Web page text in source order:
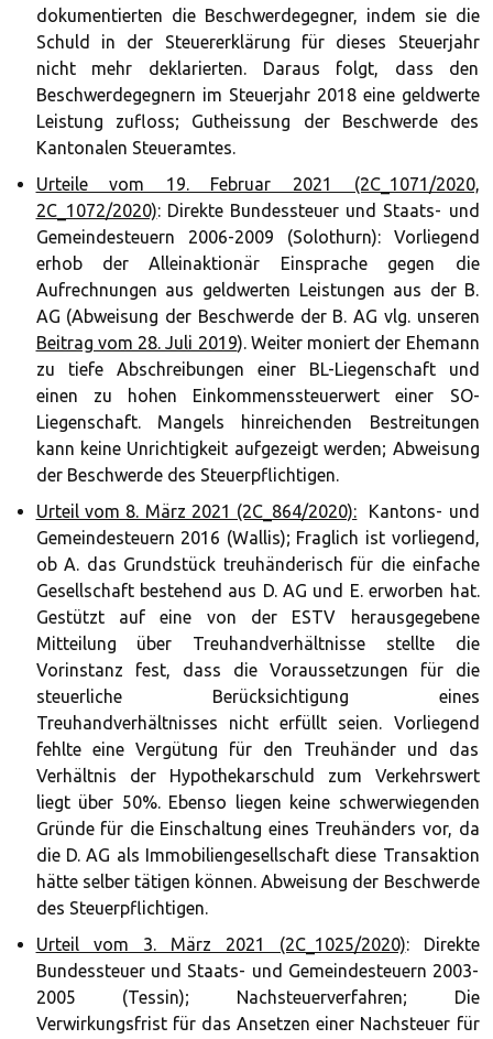
dokumentierten die Beschwerdegegner, indem sie die
Schuld in der Steuererklärung für dieses Steuerjahr
nicht mehr deklarierten. Daraus folgt, dass den
Beschwerdegegnern im Steuerjahr 2018 eine geldwerte
Leistung zufloss; Gutheissung der Beschwerde des
Kantonalen Steueramtes.
Urteile vom 19. Februar 2021 (2C_1071/2020,
2C_1072/2020): Direkte Bundessteuer und Staats- und
Gemeindesteuern 2006-2009 (Solothurn): Vorliegend
erhob der Alleinaktionär Einsprache gegen die
Aufrechnungen aus geldwerten Leistungen aus der B.
AG (Abweisung der Beschwerde der B. AG vlg. unseren
Beitrag vom 28. Juli 2019). Weiter moniert der Ehemann
zu tiefe Abschreibungen einer BL-Liegenschaft und
einen zu hohen Einkommenssteuerwert einer SO-
Liegenschaft. Mangels hinreichenden Bestreitungen
kann keine Unrichtigkeit aufgezeigt werden; Abweisung
der Beschwerde des Steuerpflichtigen.
Urteil vom 8. März 2021 (2C_864/2020): Kantons- und
Gemeindesteuern 2016 (Wallis); Fraglich ist vorliegend,
ob A. das Grundstück treuhänderisch für die einfache
Gesellschaft bestehend aus D. AG und E. erworben hat.
Gestützt auf eine von der ESTV herausgegebene
Mitteilung über Treuhandverhältnisse stellte die
Vorinstanz fest, dass die Voraussetzungen für die
steuerliche Berücksichtigung eines
Treuhandverhältnisses nicht erfüllt seien. Vorliegend
fehlte eine Vergütung für den Treuhänder und das
Verhältnis der Hypothekarschuld zum Verkehrswert
liegt über 50%. Ebenso liegen keine schwerwiegenden
Gründe für die Einschaltung eines Treuhänders vor, da
die D. AG als Immobiliengesellschaft diese Transaktion
hätte selber tätigen können. Abweisung der Beschwerde
des Steuerpflichtigen.
Urteil vom 3. März 2021 (2C_1025/2020): Direkte
Bundessteuer und Staats- und Gemeindesteuern 2003-
2005 (Tessin); Nachsteuerverfahren; Die
Verwirkungsfrist für das Ansetzen einer Nachsteuer für